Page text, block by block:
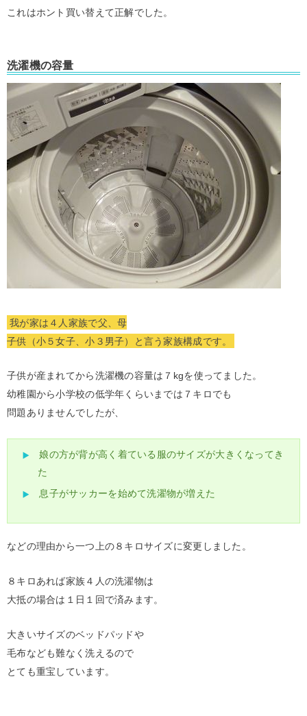
これはホント買い替えて正解でした。
洗濯機の容量
我が家は４人家族で父、母
子供（小５女子、小３男子）と言う家族構成です。
子供が産まれてから洗濯機の容量は７kgを使ってました。
幼稚園から小学校の低学年くらいまでは７キロでも
問題ありませんでしたが、
娘の方が背が高く着ている服のサイズが大きくなってき
た
息子がサッカーを始めて洗濯物が増えた
などの理由から一つ上の８キロサイズに変更しました。
８キロあれば家族４人の洗濯物は
大抵の場合は１日１回で済みます。
大きいサイズのベッドパッドや
毛布なども難なく洗えるので
とても重宝しています。